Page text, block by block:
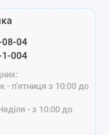
04
004
- п'ятниця з 10:00 до
- з 10:00 до